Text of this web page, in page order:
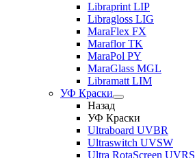
Libraprint LIP
Libragloss LIG
MaraFlex FX
Maraflor TK
MaraPol PY
MaraGlass MGL
Libramatt LIM
УФ Краски
Назад
УФ Краски
Ultraboard UVBR
Ultraswitch UVSW
Ultra RotaScreen UVRS